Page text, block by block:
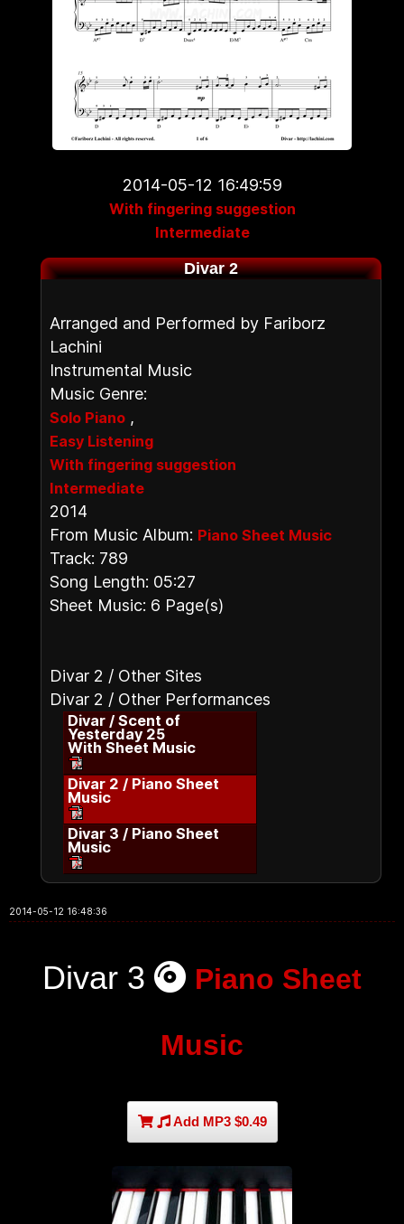
2014-05-12 16:49:59
With fingering suggestion
Intermediate
Divar 2
Arranged and Performed by Fariborz
Lachini
Instrumental Music
Music Genre:
Solo Piano ,
Easy Listening
With fingering suggestion
Intermediate
2014
From Music Album: Piano Sheet Music
Track: 789
Song Length: 05:27
Sheet Music: 6 Page(s)
Divar 2 / Other Sites
Divar 2 / Other Performances
Divar / Scent of
Yesterday 25
With Sheet Music
Divar 2 / Piano Sheet
Music
Divar 3 / Piano Sheet
Music
2014-05-12 16:48:36
Divar 3 Piano Sheet
Music
Add MP3 $0.49